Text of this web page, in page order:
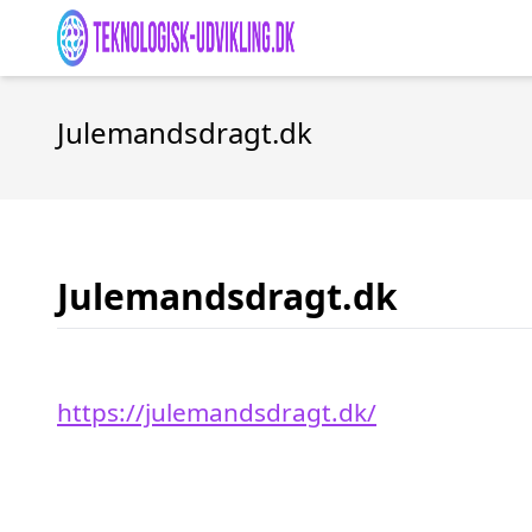
Julemandsdragt.dk
Julemandsdragt.dk
https://julemandsdragt.dk/